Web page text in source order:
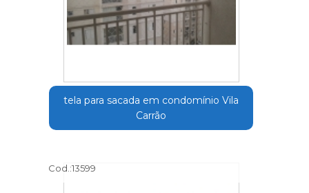
tela para sacada em condomínio Vila
Carrão
Cod.:13599